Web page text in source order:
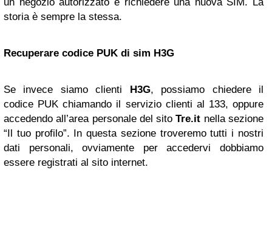
un negozio autorizzato e richiedere una nuova SIM. La
storia è sempre la stessa.
Recuperare codice PUK di sim H3G
Se invece siamo clienti H3G, possiamo chiedere il
codice PUK chiamando il servizio clienti al 133, oppure
accedendo all’area personale del sitoTre.it nella sezione
“Il tuo profilo”. In questa sezione troveremo tutti i nostri
dati personali, ovviamente per accedervi dobbiamo
essere registrati al sito internet.